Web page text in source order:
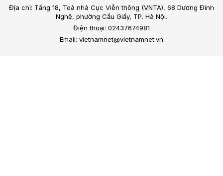
Địa chỉ: Tầng 18, Toà nhà Cục Viễn thông (VNTA), 68 Dương Đình
Nghệ, phường Cầu Giấy, TP. Hà Nội.
Điện thoại: 02437674981
Email: vietnamnet@vietnamnet.vn